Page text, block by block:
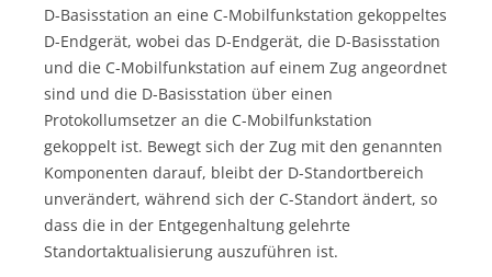
D-Basisstation an eine C-Mobilfunkstation gekoppeltes
D-Endgerät, wobei das D-Endgerät, die D-Basisstation
und die C-Mobilfunkstation auf einem Zug angeordnet
sind und die D-Basisstation über einen
Protokollumsetzer an die C-Mobilfunkstation
gekoppelt ist. Bewegt sich der Zug mit den genannten
Komponenten darauf, bleibt der D-Standortbereich
unverändert, während sich der C-Standort ändert, so
dass die in der Entgegenhaltung gelehrte
Standortaktualisierung auszuführen ist.